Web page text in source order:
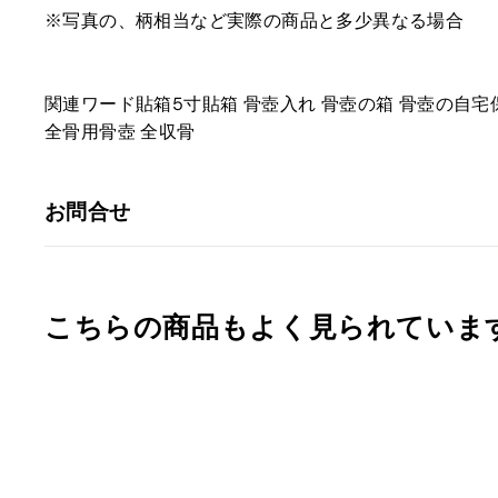
※写真の、柄相当など実際の商品と多少異なる場合
関連ワード貼箱5寸貼箱 骨壺入れ 骨壺の箱 骨壺の自宅
全骨用骨壺 全収骨
お問合せ
こちらの商品もよく見られていま